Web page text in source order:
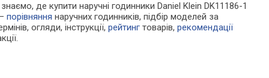
де купити наручні годинники Daniel Klein DK11186-1
—порівняння наручних годинників, підбір моделей за
огляди, інструкції,рейтинг товарів,рекомендації